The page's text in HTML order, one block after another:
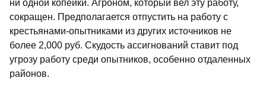
ни одной копейки. Агроном, который вел эту работу,
сокращен. Предполагается отпустить на работу с
крестьянами-опыт­никами из других источников не
более 2,000 руб. Скудость ассигнований ставит под
угрозу работу среди опытников, осо­бенно отдаленных
районов.